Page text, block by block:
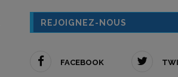
REJOIGNEZ-NOUS
FACEBOOK